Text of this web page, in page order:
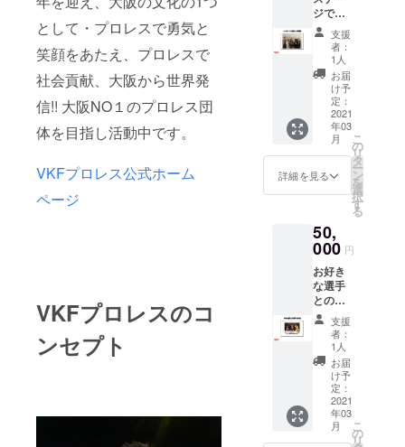
として・プロレスで勇気と
笑顔をあたえ、プロレスで
社会貢献、大阪から世界発
信!! 大阪NO１のプロレス団
体を目指し活動中です。
VKFプロレス公式ホーム
ページ
VKFプロレスのコ
ンセプト
で築き上げ
たコネク
ションを活
用して日
本・海外か
ら選手を
ブッキン
グ、
大阪を中心
に月1回の
行を開催し
ている。
2017年8月3
日に旗揚げ
10周年を迎
え「合同会
社VKF」と法
大阪の文化
の1つとし
て・プロレ
戦選手
は
https://
vkf4life.
wixsite.
com/vk
f4life か
らお選
びくだ
さい ＋
VKFプ
ロレス
会から
2021年
まで発
売中の
DVD１
枚
https://
vkf.bas
e.shop/
categor
ies/152
8207の
中の単
品商品
からお
ジでの
ご希望
の選手
との写
真撮影
2021年
ご希望
の1大会
で使用
可能 ＋
ご希望
の選手
から
メッ
VTRが
届く
(VKFプ
ロレス
2021年
レギュ
ラー参
戦選手
から 支
援者様
のお名
前を呼
んでも
らえる
映像) レ
支援
者：
1人
お届
け予
定：
2021
年03
月
詳細を見る
こ
の
リ
タ
ー
ン
を
選
択
す
る
50,
000 円
お好き
な選手
との食
事会へ
の参加
権/1回
（面会
時には
VKFプ
ロレス
から同
伴者を
支援
者：
1人
お届
け予
定：
2021
年03
月
こ
の
リ